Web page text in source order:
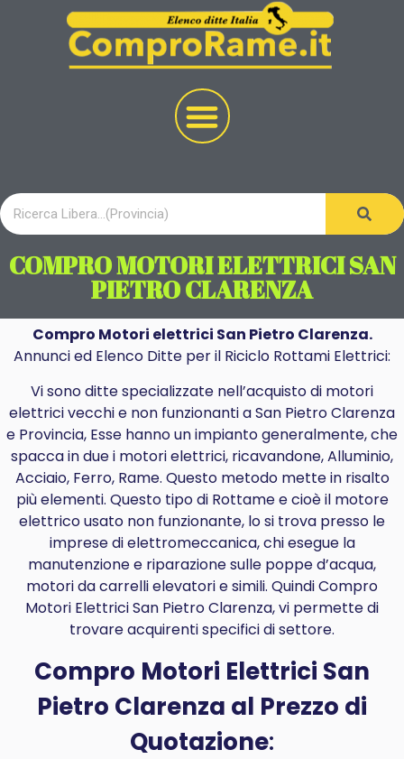
COMPRO MOTORI ELETTRICI SAN
PIETRO CLARENZA
Compro Motori elettrici San Pietro Clarenza.
Annunci ed Elenco Ditte per il Riciclo Rottami Elettrici:
Vi sono ditte specializzate nell’acquisto di motori
elettrici vecchi e non funzionanti a San Pietro Clarenza
e Provincia, Esse hanno un impianto generalmente, che
spacca in due i motori elettrici, ricavandone, Alluminio,
Acciaio, Ferro, Rame. Questo metodo mette in risalto
più elementi. Questo tipo di Rottame e cioè il motore
elettrico usato non funzionante, lo si trova presso le
imprese di elettromeccanica, chi esegue la
manutenzione e riparazione sulle poppe d’acqua,
motori da carrelli elevatori e simili. Quindi Compro
Motori Elettrici San Pietro Clarenza, vi permette di
trovare acquirenti specifici di settore.
Compro Motori Elettrici San
Pietro Clarenza al Prezzo di
Quotazione: